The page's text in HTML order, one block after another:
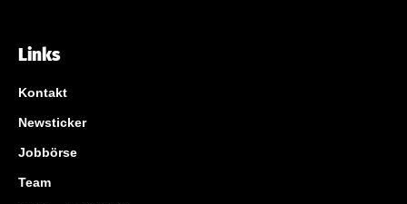
Links
Kontakt
Newsticker
Jobbörse
Team